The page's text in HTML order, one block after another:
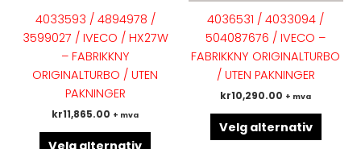
4033593 / 4894978 /
3599027 / IVECO / HX27W
– FABRIKKNY
ORIGINALTURBO / UTEN
PAKNINGER
kr11,865.00 + mva
Velg alternativ
varianter.
Alternativene
kan
på
produktsiden
4036531 / 4033094 /
504087676 / IVECO –
FABRIKKNY ORIGINALTURBO
/ UTEN PAKNINGER
kr10,290.00 + mva
Velg alternativ
velges